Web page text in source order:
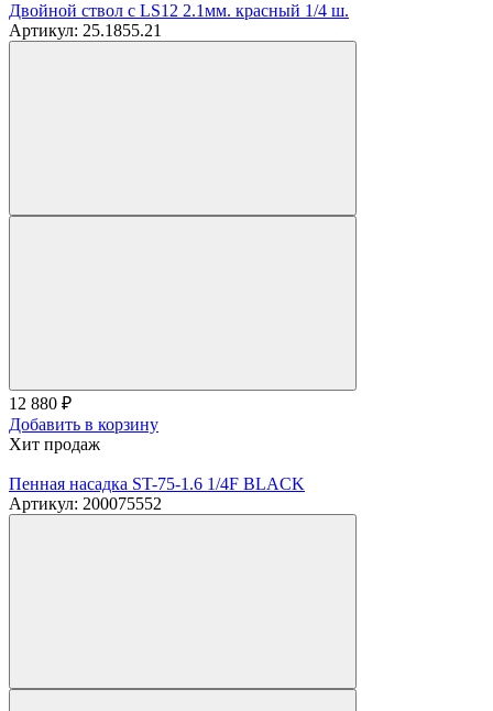
Двойной ствол с LS12 2.1мм. красный 1/4 ш.
Артикул: 25.1855.21
12 880 ₽
Добавить в корзину
Хит продаж
Пенная насадка ST-75-1.6 1/4F BLACK
Артикул: 200075552